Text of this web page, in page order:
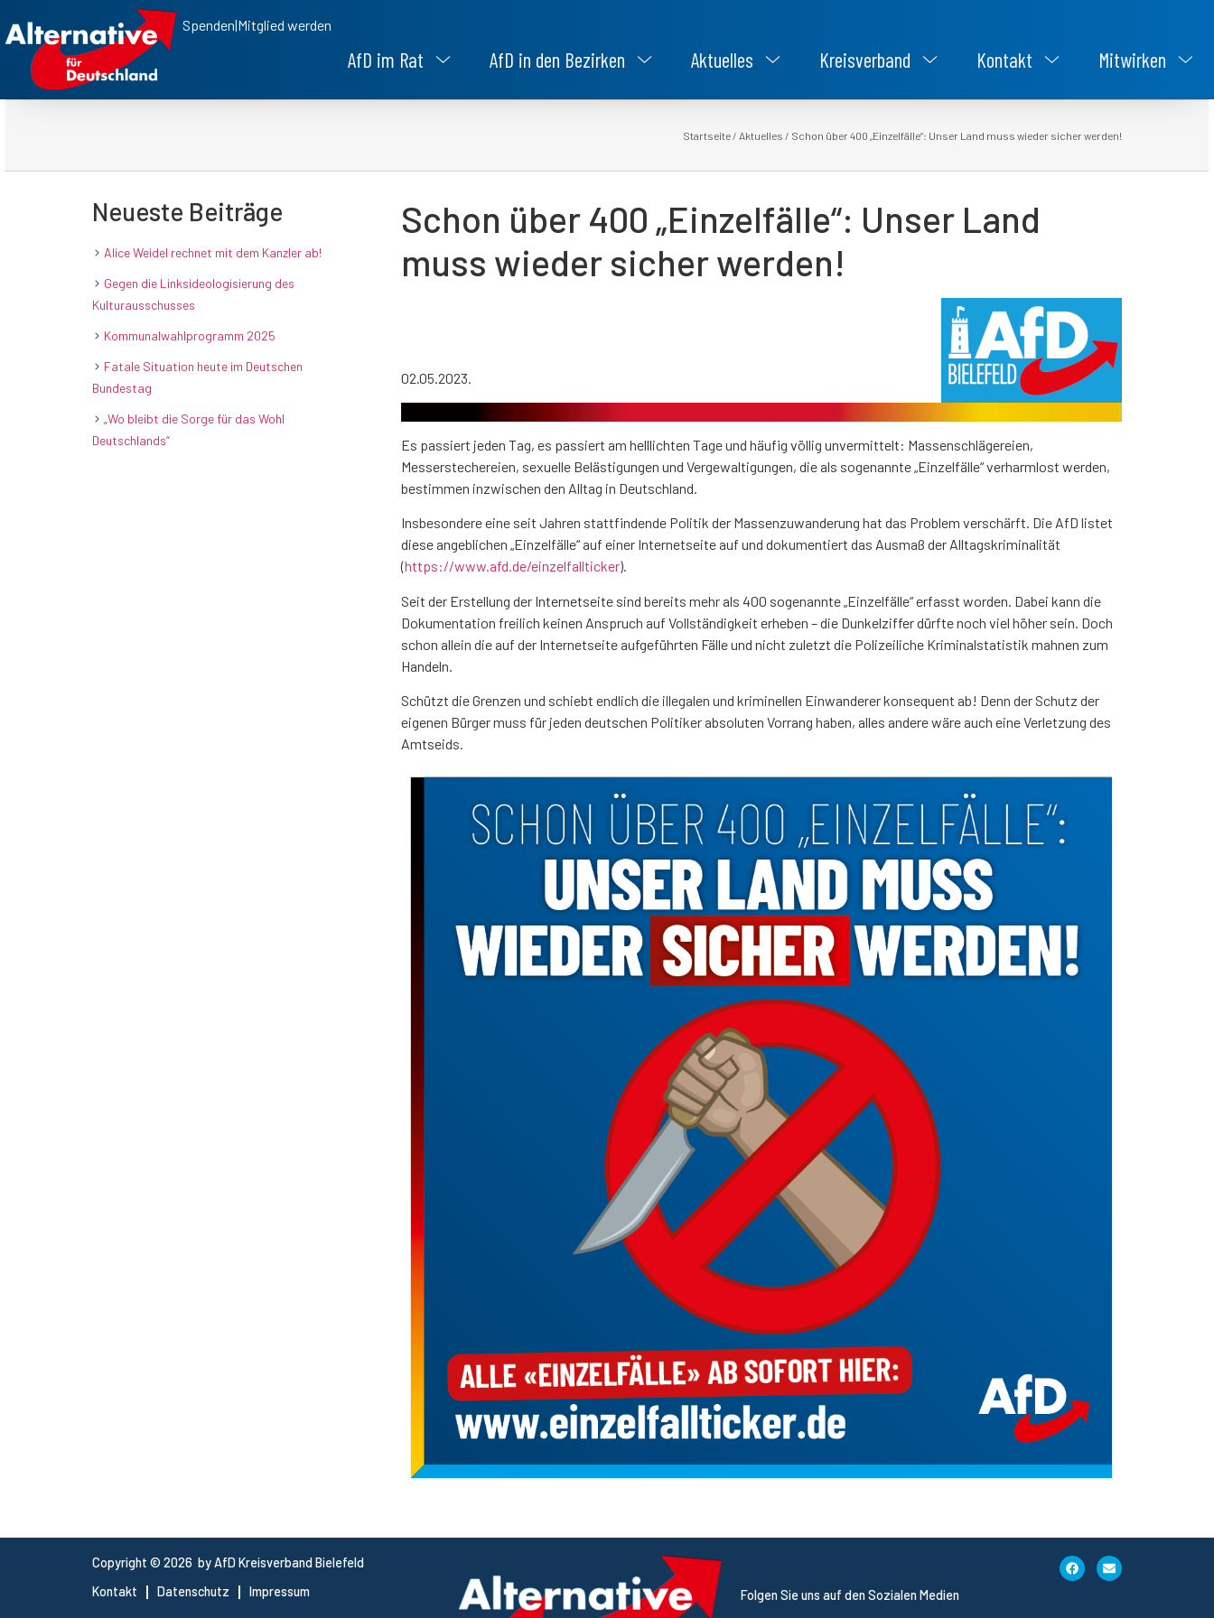
Spenden|Mitglied werden
AfD im Rat AfD in den Bezirken Aktuelles Kreisverband Kontakt Mitwirken
Startseite / Aktuelles / Schon über 400 „Einzelfälle“: Unser Land muss wieder sicher werden!
Neueste Beiträge
Alice Weidel rechnet mit dem Kanzler ab!
Gegen die Linksideologisierung des
Kulturausschusses
Kommunalwahlprogramm 2025
Fatale Situation heute im Deutschen
Bundestag
„Wo bleibt die Sorge für das Wohl
Deutschlands“
Schon über 400 „Einzelfälle“: Unser Land
muss wieder sicher werden!
02.05.2023.
Es passiert jeden Tag, es passiert am helllichten Tage und häufig völlig unvermittelt: Massenschlägereien,
Messerstechereien, sexuelle Belästigungen und Vergewaltigungen, die als sogenannte „Einzelfälle“ verharmlost werden,
bestimmen inzwischen den Alltag in Deutschland.
Insbesondere eine seit Jahren stattfindende Politik der Massenzuwanderung hat das Problem verschärft. Die AfD listet
diese angeblichen „Einzelfälle“ auf einer Internetseite auf und dokumentiert das Ausmaß der Alltagskriminalität
(https://www.afd.de/einzelfallticker).
Seit der Erstellung der Internetseite sind bereits mehr als 400 sogenannte „Einzelfälle“ erfasst worden. Dabei kann die
Dokumentation freilich keinen Anspruch auf Vollständigkeit erheben – die Dunkelziffer dürfte noch viel höher sein. Doch
schon allein die auf der Internetseite aufgeführten Fälle und nicht zuletzt die Polizeiliche Kriminalstatistik mahnen zum
Handeln.
Schützt die Grenzen und schiebt endlich die illegalen und kriminellen Einwanderer konsequent ab! Denn der Schutz der
eigenen Bürger muss für jeden deutschen Politiker absoluten Vorrang haben, alles andere wäre auch eine Verletzung des
Amtseids.
Copyright © 2026 by AfD Kreisverband Bielefeld
Kontakt
Datenschutz Impressum Folgen Sie uns auf den Sozialen Medien